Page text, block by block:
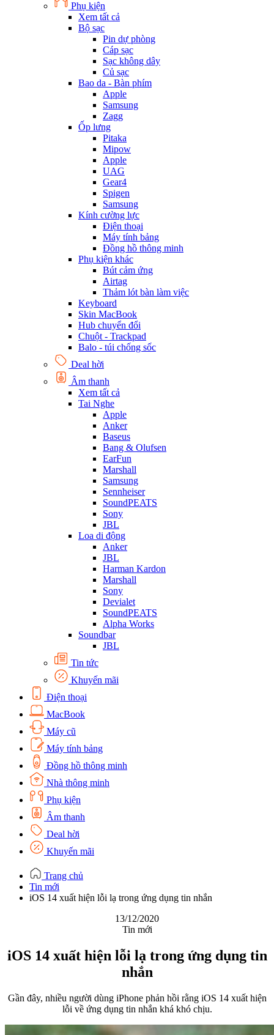
Phụ kiện
Xem tất cả
Bộ sạc
Pin dự phòng
Cáp sạc
Sạc không dây
Củ sạc
Bao da - Bàn phím
Apple
Samsung
Zagg
Ốp lưng
Pitaka
Mipow
Apple
UAG
Gear4
Spigen
Samsung
Kính cường lực
Điện thoại
Máy tính bảng
Đồng hồ thông minh
Phụ kiện khác
Bút cảm ứng
Airtag
Thảm lót bàn làm việc
Keyboard
Skin MacBook
Hub chuyển đổi
Chuột - Trackpad
Balo - túi chống sốc
Deal hời
Âm thanh
Xem tất cả
Tai Nghe
Apple
Anker
Baseus
Bang & Olufsen
EarFun
Marshall
Samsung
Sennheiser
SoundPEATS
Sony
JBL
Loa di động
Anker
JBL
Harman Kardon
Marshall
Sony
Devialet
SoundPEATS
Alpha Works
Soundbar
JBL
Tin tức
Khuyến mãi
Điện thoại
MacBook
Máy cũ
Máy tính bảng
Đồng hồ thông minh
Nhà thông minh
Phụ kiện
Âm thanh
Deal hời
Khuyến mãi
Trang chủ
Tin mới
iOS 14 xuất hiện lỗi lạ trong ứng dụng tin nhắn
13/12/2020
Tin mới
iOS 14 xuất hiện lỗi lạ trong ứng dụng tin
nhắn
Gần đây, nhiều người dùng iPhone phản hồi rằng iOS 14 xuất hiện
lỗi về ứng dụng tin nhắn khá khó chịu.